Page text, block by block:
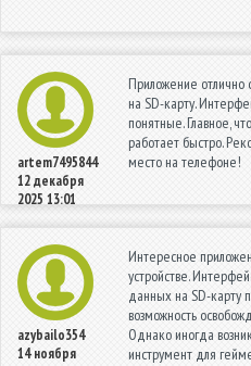
artem7495844
12 декабря
2025 13:01
Приложение отлично
на SD-карту.
понятные. Главное,
работает быстро.
место на телефоне!
azybailo354
14 ноября
Интересное
устройстве.
данных на SD-карту
возможность
Однако иногда
инструмент для